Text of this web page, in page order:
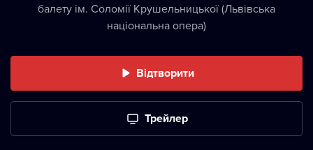
балету ім. Соломії Крушельницької (Львівська
національна опера)
Відтворити
Трейлер